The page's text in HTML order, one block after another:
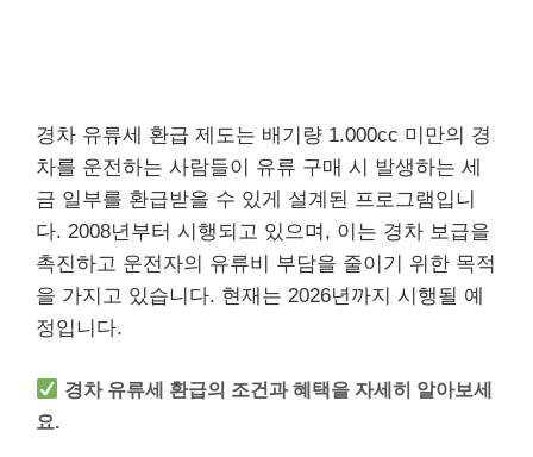
경차 유류세 환급 제도는 배기량 1.000cc 미만의 경
차를 운전하는 사람들이 유류 구매 시 발생하는 세
금 일부를 환급받을 수 있게 설계된 프로그램입니
다. 2008년부터 시행되고 있으며, 이는 경차 보급을
촉진하고 운전자의 유류비 부담을 줄이기 위한 목적
을 가지고 있습니다. 현재는 2026년까지 시행될 예
정입니다.
경차 유류세 환급의 조건과 혜택을 자세히 알아보세
요.